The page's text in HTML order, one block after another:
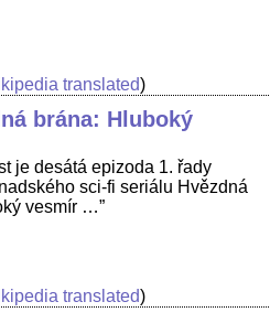
translated)
brána: Hluboký
je desátá epizoda 1. řady
sci-fi seriálu Hvězdná
vesmír …”
translated)